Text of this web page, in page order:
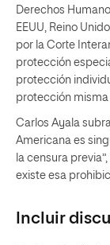
Derechos
EEUU, Reino
por la Corte
protección
protección
protección misma
Carlos Ayala
Americana es
la censura
existe esa
Incluir